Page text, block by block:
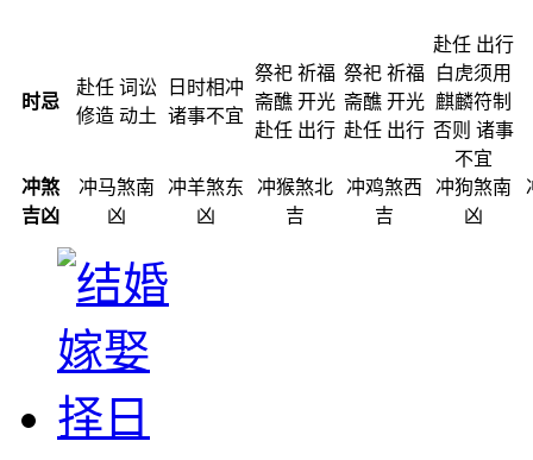
时忌
赴任 词讼
修造 动土
日时相冲
诸事不宜
祭祀 祈福
斋醮 开光
赴任 出行
祭祀 祈福
斋醮 开光
赴任 出行
赴任 出行
白虎须用
麒麟符制
否则 诸事
不宜
冲煞
冲马煞南 冲羊煞东 冲猴煞北 冲鸡煞西 冲狗煞南
吉凶
凶 凶 吉 吉 凶